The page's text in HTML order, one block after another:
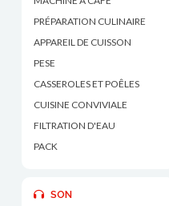
PRÉPARATION CULINAIRE
APPAREIL DE CUISSON
PESE
CASSEROLES ET POÊLES
CUISINE CONVIVIALE
FILTRATION D'EAU
PACK
SON